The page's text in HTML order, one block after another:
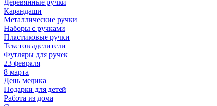
Деревянные ручки
Карандаши
Металлические ручки
Наборы с ручками
Пластиковые ручки
Текстовыделители
Футляры для ручек
23 февраля
8 марта
День медика
Подарки для детей
Работа из дома